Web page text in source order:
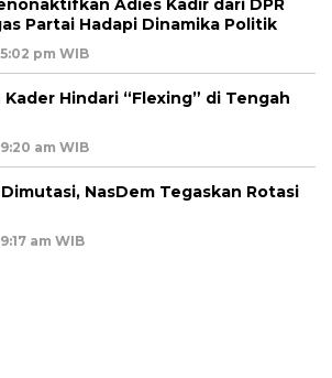
Partai Hadapi Dinamika Politik
pm WIB
Hindari “Flexing” di Tengah
am WIB
NasDem Tegaskan Rotasi
am WIB